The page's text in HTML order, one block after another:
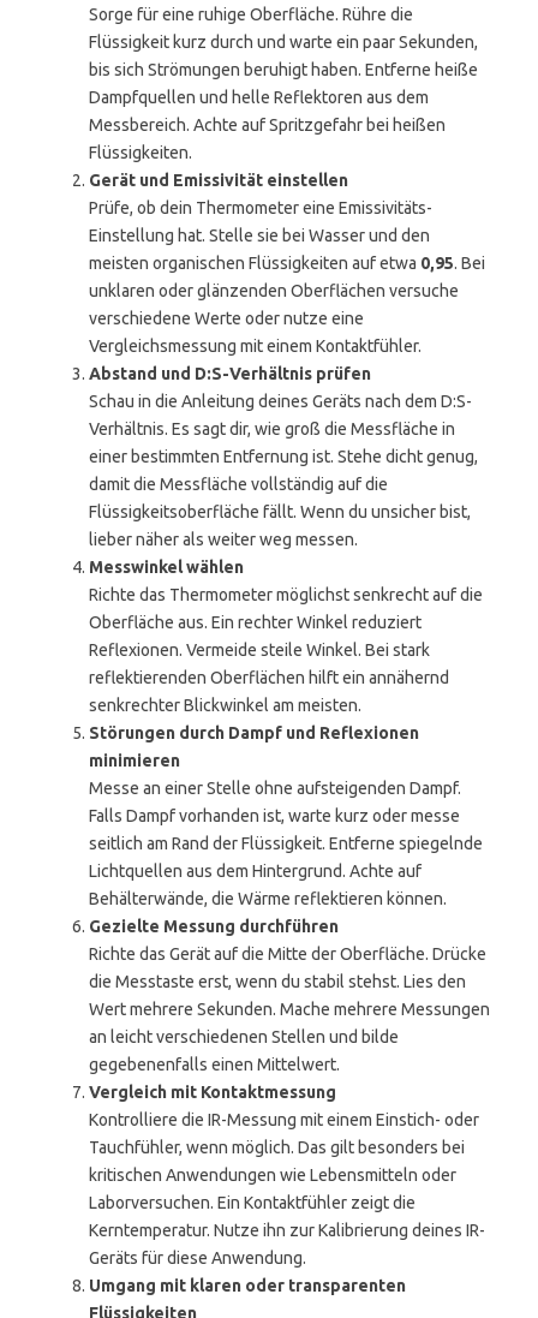
Sorge für eine ruhige Oberfläche. Rühre die
Flüssigkeit kurz durch und warte ein paar Sekunden,
bis sich Strömungen beruhigt haben. Entferne heiße
Dampfquellen und helle Reflektoren aus dem
Messbereich. Achte auf Spritzgefahr bei heißen
Flüssigkeiten.
Gerät und Emissivität einstellen
Prüfe, ob dein Thermometer eine Emissivitäts-
Einstellung hat. Stelle sie bei Wasser und den
meisten organischen Flüssigkeiten auf etwa 0,95. Bei
unklaren oder glänzenden Oberflächen versuche
verschiedene Werte oder nutze eine
Vergleichsmessung mit einem Kontaktfühler.
Abstand und D:S-Verhältnis prüfen
Schau in die Anleitung deines Geräts nach dem D:S-
Verhältnis. Es sagt dir, wie groß die Messfläche in
einer bestimmten Entfernung ist. Stehe dicht genug,
damit die Messfläche vollständig auf die
Flüssigkeitsoberfläche fällt. Wenn du unsicher bist,
lieber näher als weiter weg messen.
Messwinkel wählen
Richte das Thermometer möglichst senkrecht auf die
Oberfläche aus. Ein rechter Winkel reduziert
Reflexionen. Vermeide steile Winkel. Bei stark
reflektierenden Oberflächen hilft ein annähernd
senkrechter Blickwinkel am meisten.
Störungen durch Dampf und Reflexionen
minimieren
Messe an einer Stelle ohne aufsteigenden Dampf.
Falls Dampf vorhanden ist, warte kurz oder messe
seitlich am Rand der Flüssigkeit. Entferne spiegelnde
Lichtquellen aus dem Hintergrund. Achte auf
Behälterwände, die Wärme reflektieren können.
Gezielte Messung durchführen
Richte das Gerät auf die Mitte der Oberfläche. Drücke
die Messtaste erst, wenn du stabil stehst. Lies den
Wert mehrere Sekunden. Mache mehrere Messungen
an leicht verschiedenen Stellen und bilde
gegebenenfalls einen Mittelwert.
Vergleich mit Kontaktmessung
Kontrolliere die IR-Messung mit einem Einstich- oder
Tauchfühler, wenn möglich. Das gilt besonders bei
kritischen Anwendungen wie Lebensmitteln oder
Laborversuchen. Ein Kontaktfühler zeigt die
Kerntemperatur. Nutze ihn zur Kalibrierung deines IR-
Geräts für diese Anwendung.
Umgang mit klaren oder transparenten
Flüssigkeiten